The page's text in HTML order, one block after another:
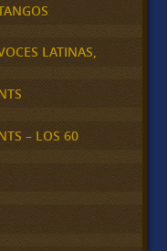
LATINAS,
– LOS 60